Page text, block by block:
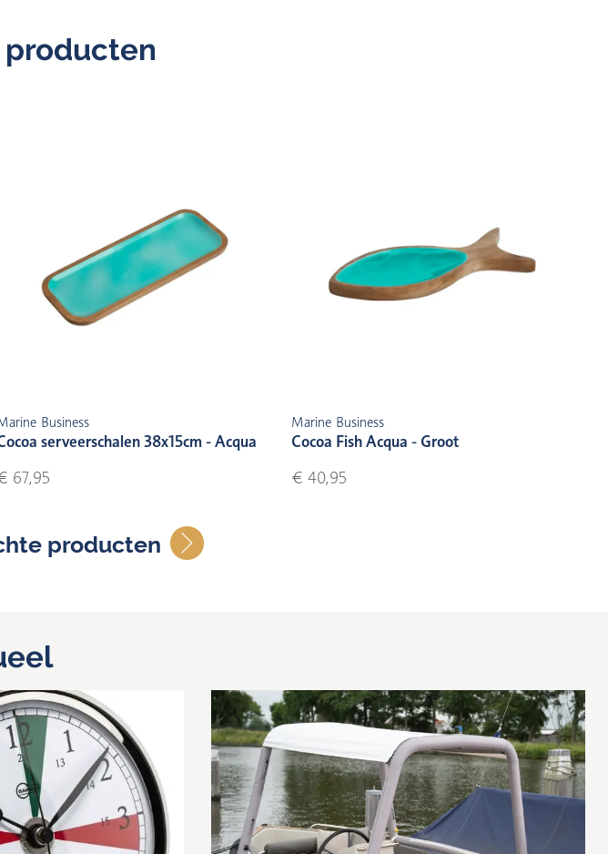
Business
serveerschalen 38x15cm - Acqua
67,95
Marine Business
Cocoa Fish Acqua - Groot
€ 40,95
producten